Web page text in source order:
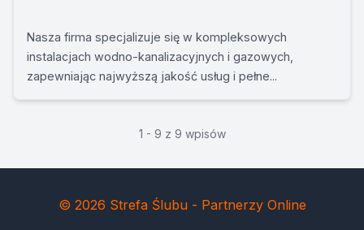
Nasza firma specjalizuje się w kompleksowych
instalacjach wodno-kanalizacyjnych i gazowych,
zapewniając najwyższą jakość usług i pełne...
1 - 9 z 9 wpisów
© 2026 Strefa Ślubu - Partnerzy Online